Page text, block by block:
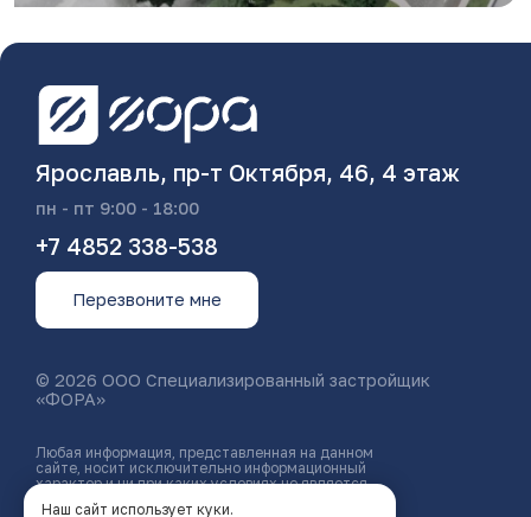
Ярославль, пр-т Октября, 46, 4 этаж
пн - пт 9:00 - 18:00
+7 4852 338-538
Перезвоните мне
© 2026 ООО Специализированный застройщик
«ФОРА»
Любая информация, представленная на данном
сайте, носит исключительно информационный
характер и ни при каких условиях не является
публичной офертой, определяемой положениями
Наш сайт использует куки.